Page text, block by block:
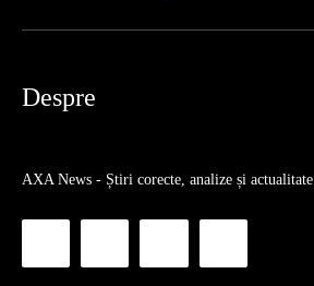
Despre
AXA News - Știri corecte, analize și actualitate